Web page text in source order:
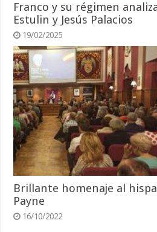
Franco y su régimen
Estulin y Jesús Palacios
19/02/2025
Brillante homenaje al
Payne
16/10/2022